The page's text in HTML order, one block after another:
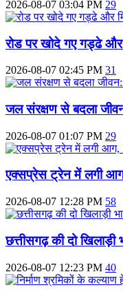
2026-08-07 03:04 PM 29
रोड पर खोदे गए गड्ढे और
2026-08-07 02:45 PM 31
जल संरक्षण से बदला
2026-08-07 01:07 PM 29
एक्सप्रेस ट्रेन में लगी
2026-08-07 12:28 PM 58
छत्तीसगढ़ की दो खिलाड़ी
2026-08-07 12:23 PM 40